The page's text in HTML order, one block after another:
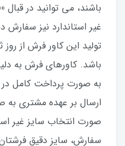
غیر استاندارد نیز سفارش
باشد. کاورهای فرش به
به صورت پرداخت کامل
ارسال بر عهده مشتری
صورت انتخاب سایز غیر
سفارش، سایز دقیق